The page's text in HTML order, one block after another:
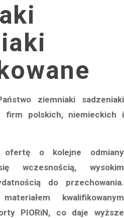
ziemniaki sadzeniaki
firm polskich, niemieckich i
ofertę o kolejne odmiany
wczesnością, wysokim
do przechowania.
kwalifikowanym
PIORiN, co daje wyższe